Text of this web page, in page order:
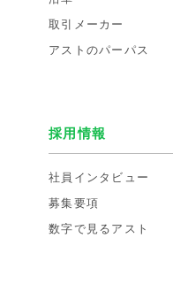
取引メーカー
アストのパーパス
採用情報
社員インタビュー
募集要項
数字で見るアスト